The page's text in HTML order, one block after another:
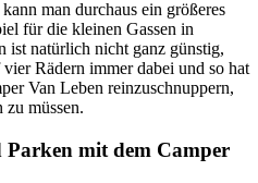
man durchaus ein größeres
für die kleinen Gassen in
ist natürlich nicht ganz günstig,
Rädern immer dabei und so hat
Van Leben reinzuschnuppern,
zu müssen.
mit dem Camper